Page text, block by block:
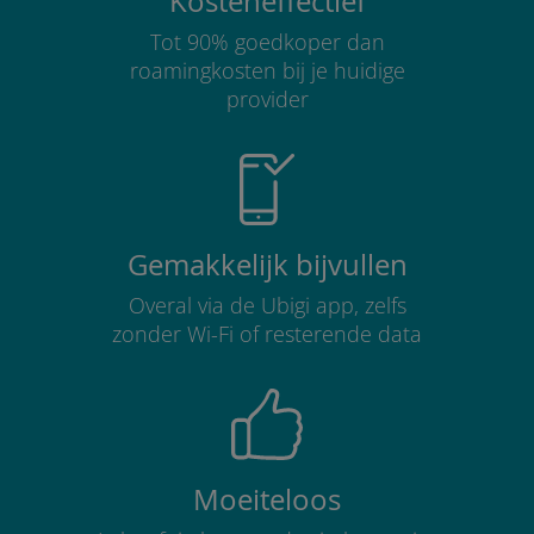
Tot 90% goedkoper dan
roamingkosten bij je huidige
provider
Gemakkelijk bijvullen
Overal via de Ubigi app, zelfs
zonder Wi-Fi of resterende data
Moeiteloos